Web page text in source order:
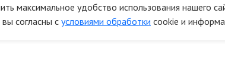
максимальное удобство использования нашего
согласны с условиями обработки cookie и